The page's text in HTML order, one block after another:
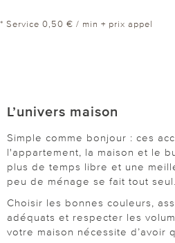
* Service 0,50 € / min + prix appel
L’univers maison
Simple comme bonjour : ces
l'appartement, la maison et le
plus de temps libre et une
peu de ménage se fait tout seul...
Choisir les bonnes couleurs,
adéquats et respecter les
votre maison nécessite d’avoir